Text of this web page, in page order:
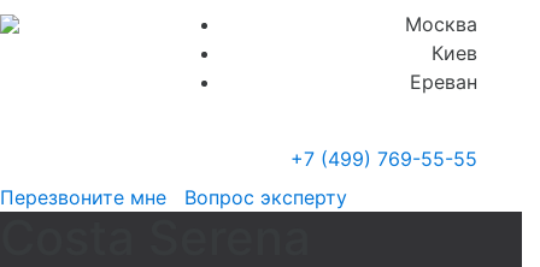
Москва
Киев
Ереван
+7 (499) 769-55-55
Перезвоните мне
Вопрос эксперту